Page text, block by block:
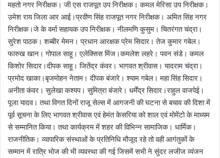
महतो नगर निरीक्षक। जी एस राजपूत उप निरीक्षक। कमल मेरिसा उप निरीक्षक।
उमेश राय जिला आर आई।प्रवीण सिंह राजपूत नगर निरीक्षक। अमित सिंह नगर
निरीक्षक।जे के वर्मा सहायक उप निरीक्षक। नीलमणि कुसुम। चितरंगत चंद्रा।
सुरेश पाठक। शब्बीर मेमन। प्रधान आरक्षक प्रेम सिदार। तेज कुमार गबेल।
फारुख खान। गोपाल साहू। एलेक्सिस मिंज।कमलेश लहरे। पवन संडे। कमल
किशोर सिदार।दीपक साहू। जितेंद्र कंवर। भागवत श्रीवास। यादराम चंद्रा।
प्रमोद खाका।बृजमोहन नेताम। दीपक बंजारे। श्याम गबेल। महा सिंह सिदार।
अनीता कंवर। सुलेखा कश्यप। सुमित्रा बंजारे। धर्मेंद्र सिदार।राहुल वाजपेई।
पूजा यादव। तथा विगत दिनों राजू सेल्स में आगजनी की घटना से बचाव की दिशा में
पूर्व सूचना के लिए भागवत श्रीवास एवं हेमंत केसरिया को शाल एवं मोमेंटो के माध्यम
से सम्मानित किया। तथा कार्यक्रम में शहर की विभिन्न सामाजिक। धार्मिक।
राजनीतिक। व्यापारिक संस्थाओं के प्रतिनिधि मौजूद रहे तो वही आगंतुकों के
सम्मान में रात्रि भोज की भी व्यवस्था की गई जिसमें सभी ने सुंदर लजीज व्यंजन